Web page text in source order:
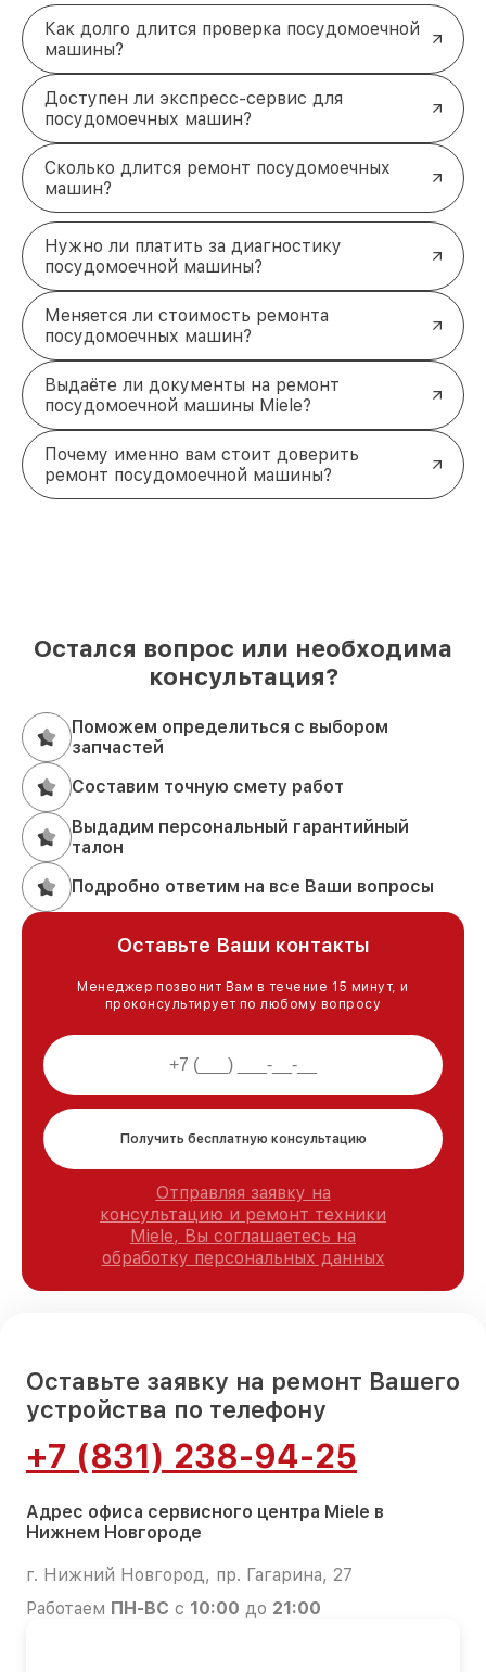
положительные отзывы и обрели отличную
репутацию. Мы постоянно совершенствуемся и
стараемся каждый день делать наш сервис еще
лучше!
Как долго длится проверка посудомоечной
машины?
Доступен ли экспресс-сервис для
посудомоечных машин?
Сколько длится ремонт посудомоечных
машин?
Нужно ли платить за диагностику
посудомоечной машины?
Меняется ли стоимость ремонта
посудомоечных машин?
Выдаёте ли документы на ремонт
посудомоечной машины Miele?
Почему именно вам стоит доверить
ремонт посудомоечной машины?
Остался вопрос или необходима
консультация?
Поможем определиться с выбором
запчастей
Составим точную смету работ
Выдадим персональный гарантийный
талон
Подробно ответим на все Ваши вопросы
Оставьте Ваши контакты
Менеджер позвонит Вам в течение 15 минут, и
проконсультирует по любому вопросу
Получить бесплатную консультацию
Отправляя заявку на
консультацию и ремонт техники
Miele, Вы соглашаетесь на
обработку персональных данных
Оставьте заявку на ремонт Вашего
устройства по телефону
+7 (831) 238-94-25
Адрес офиса сервисного центра Miele в
Нижнем Новгороде
г. Нижний Новгород, пр. Гагарина, 27
Работаем ПН-ВС с 10:00 до 21:00